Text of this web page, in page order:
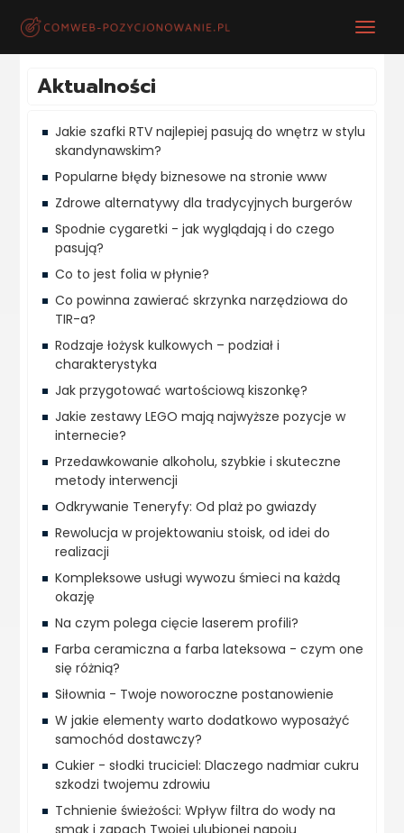
Aktualności
Jakie szafki RTV najlepiej pasują do wnętrz w stylu
skandynawskim?
Popularne błędy biznesowe na stronie www
Zdrowe alternatywy dla tradycyjnych burgerów
Spodnie cygaretki - jak wyglądają i do czego
pasują?
Co to jest folia w płynie?
Co powinna zawierać skrzynka narzędziowa do
TIR-a?
Rodzaje łożysk kulkowych – podział i
charakterystyka
Jak przygotować wartościową kiszonkę?
Jakie zestawy LEGO mają najwyższe pozycje w
internecie?
Przedawkowanie alkoholu, szybkie i skuteczne
metody interwencji
Odkrywanie Teneryfy: Od plaż po gwiazdy
Rewolucja w projektowaniu stoisk, od idei do
realizacji
Kompleksowe usługi wywozu śmieci na każdą
okazję
Na czym polega cięcie laserem profili?
Farba ceramiczna a farba lateksowa - czym one
się różnią?
Siłownia - Twoje noworoczne postanowienie
W jakie elementy warto dodatkowo wyposażyć
samochód dostawczy?
Cukier - słodki truciciel: Dlaczego nadmiar cukru
szkodzi twojemu zdrowiu
Tchnienie świeżości: Wpływ filtra do wody na
smak i zapach Twojej ulubionej napoju